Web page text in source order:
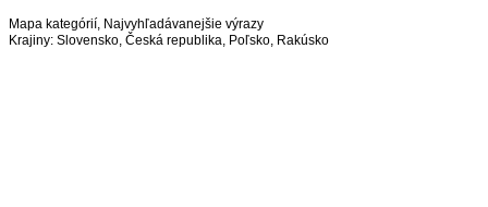
Mapa kategórií, Najvyhľadávanejšie výrazy
Krajiny: Slovensko, Česká republika, Poľsko, Rakúsko